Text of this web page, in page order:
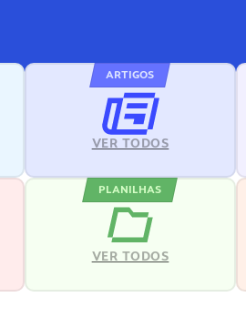
ARTIGOS
VER TODOS
PLANILHAS
VER TODOS